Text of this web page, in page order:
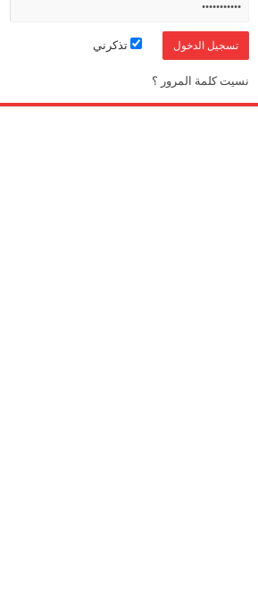
تذكرني
نسيت كلمة المرور ؟